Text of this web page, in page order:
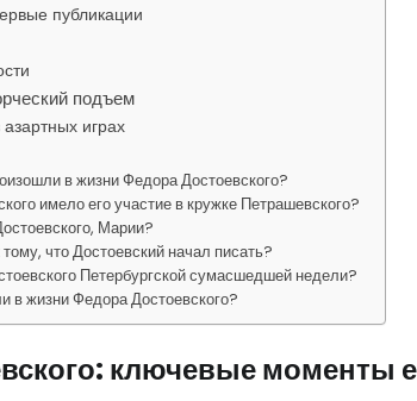
публикации
подъем
играх
в жизни Федора Достоевского?
имело его участие в кружке Петрашевского?
Марии?
что Достоевский начал писать?
Петербургской сумасшедшей недели?
в жизни Федора Достоевского?
ключевые моменты